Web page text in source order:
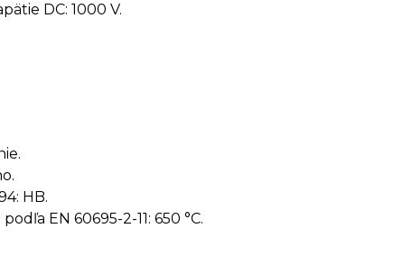
DC: 1000 V.
HB.
EN 60695-2-11: 650 °C.